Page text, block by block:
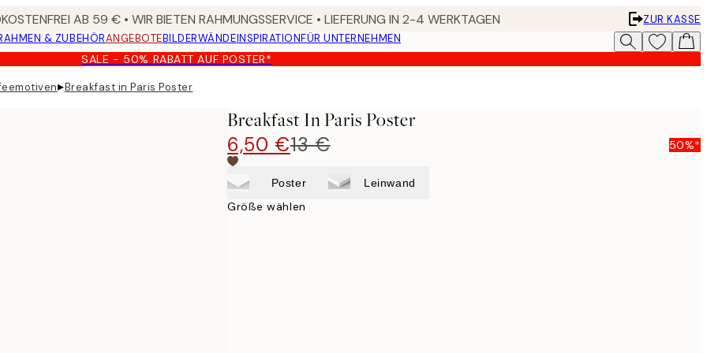
AB 59 € • WIR BIETEN RAHMUNGSSERVICE • LIEFERUNG IN 2-4 WERKTAGEN
ZUR KASSE
& ZUBEHÖRANGEBOTEBILDERWÄNDEINSPIRATIONFÜR UNTERNEHMEN
SALE - 50% RABATT AUF POSTER*
▸Breakfast in Paris Poster
Breakfast In Paris Poster
6,50 €13 € 50%*
Poster Leinwand
Größe wählen